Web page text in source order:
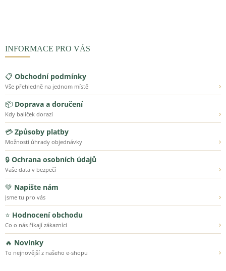
INFORMACE PRO VÁS
📋 Obchodní podmínky
Vše přehledně na jednom místě
›
📦 Doprava a doručení
Kdy balíček dorazí
›
💳 Způsoby platby
Možnosti úhrady objednávky
›
🔒 Ochrana osobních údajů
Vaše data v bezpečí
›
💚 Napište nám
Jsme tu pro vás
›
⭐ Hodnocení obchodu
Co o nás říkají zákazníci
›
🔥 Novinky
To nejnovější z našeho e-shopu ›